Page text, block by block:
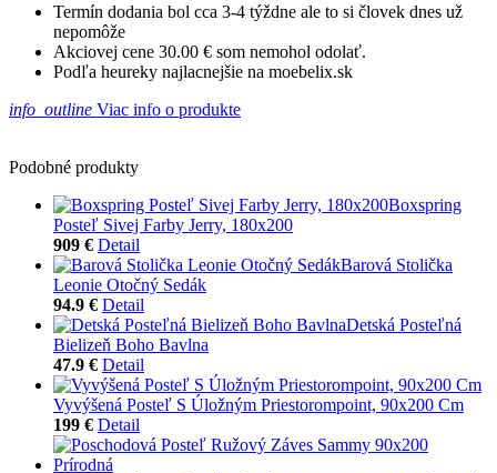
Termín dodania bol cca 3-4 týždne ale to si človek dnes už
nepomôže
Akciovej cene 30.00 € som nemohol odolať.
Podľa heureky najlacnejšie na moebelix.sk
info_outline Viac info o produkte
Podobné produkty
Boxspring
Posteľ Sivej Farby Jerry, 180x200
909 € Detail
Barová Stolička
Leonie Otočný Sedák
94.9 € Detail
Detská Posteľná
Bielizeň Boho Bavlna
47.9 € Detail
Vyvýšená Posteľ S Úložným Priestorompoint, 90x200 Cm
199 € Detail